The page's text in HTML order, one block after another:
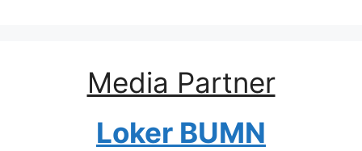
Media Partner
Loker BUMN